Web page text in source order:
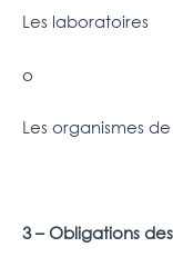
Les laboratoires
o
Les organismes
3 – Obligations